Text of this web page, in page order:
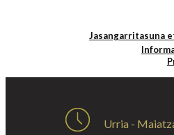
Jasangarritasuna
Urria -